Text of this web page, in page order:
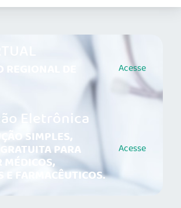
DE Acesse
Eletrônica
SIMPLES,
PARA
MÉDICOS,
E FARMACÊUTICOS.
Acesse